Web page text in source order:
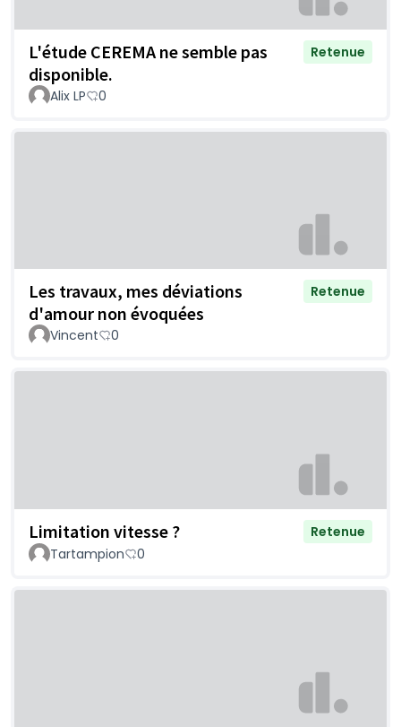
L'étude CEREMA ne semble pas
disponible.
Retenue
Alix LP 0
Les travaux, mes déviations
d'amour non évoquées
Retenue
Vincent 0
Limitation vitesse ?
Retenue
Tartampion
0